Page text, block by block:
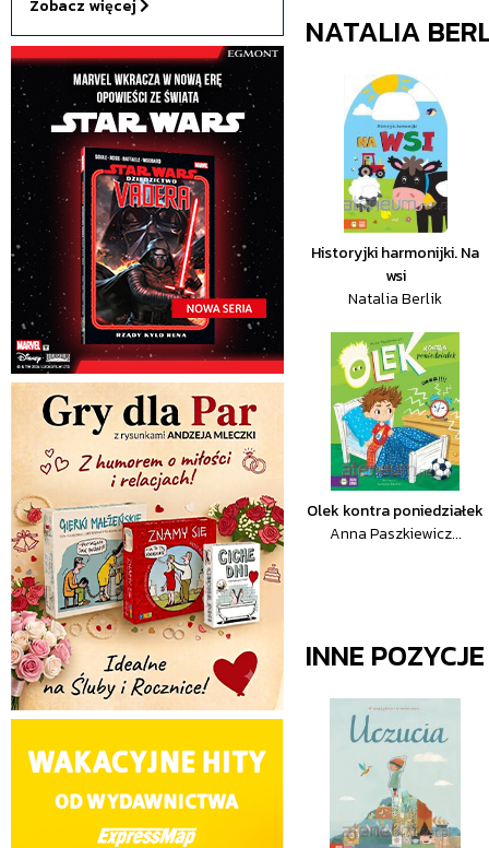
Zobacz więcej
NATALIA
Historyjki harmonijki. Na
wsi
Natalia Berlik
Olek kontra poniedziałek
Anna Paszkiewicz...
INNE